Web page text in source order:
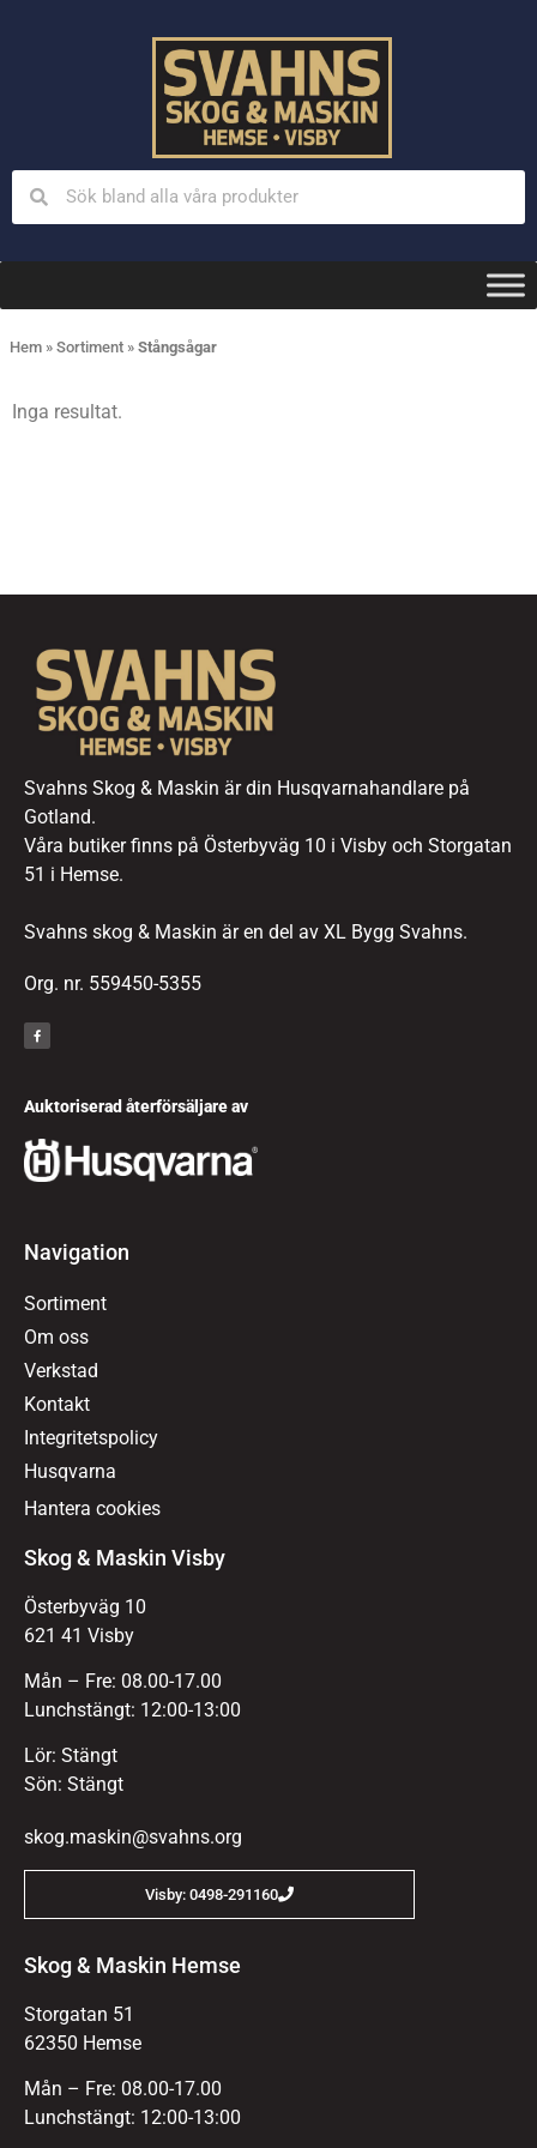
Hem » Sortiment » Stångsågar
Inga resultat.
Svahns Skog & Maskin är din Husqvarnahandlare på
Gotland.
Våra butiker finns på Österbyväg 10 i Visby och Storgatan
51 i Hemse.
Svahns skog & Maskin är en del av XL Bygg Svahns.
Org. nr. 559450-5355
Auktoriserad återförsäljare av
Navigation
Sortiment
Om oss
Verkstad
Kontakt
Integritetspolicy
Husqvarna
Hantera cookies
Skog & Maskin Visby
Österbyväg 10
621 41 Visby
Mån – Fre: 08.00-17.00
Lunchstängt: 12:00-13:00
Lör: Stängt
Sön: Stängt
skog.maskin@svahns.org
Visby: 0498-291160
Skog & Maskin Hemse
Storgatan 51
62350 Hemse
Mån – Fre: 08.00-17.00
Lunchstängt: 12:00-13:00